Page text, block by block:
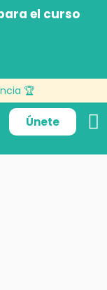
el curso
🏆
Únete